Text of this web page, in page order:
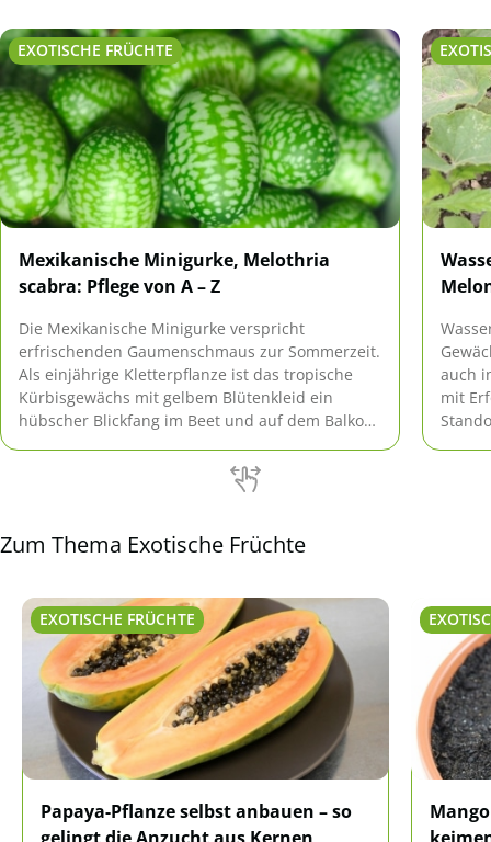
EXOTISCHE FRÜCHTE
Mexikanische Minigurke, Melothria
scabra: Pflege von A – Z
Die Mexikanische Minigurke verspricht
erfrischenden Gaumenschmaus zur Sommerzeit.
Als einjährige Kletterpflanze ist das tropische
Kürbisgewächs mit gelbem Blütenkleid ein
hübscher Blickfang im Beet und auf dem Balkon.
Melothria scabra mit bescheidenen Ansprüchen.
Lesen Sie hier eine praxiserprobte Anleitung zur
auch
mit
Zum Thema Exotische Früchte
EXOTISCHE FRÜCHTE
Papaya-Pflanze selbst anbauen – so